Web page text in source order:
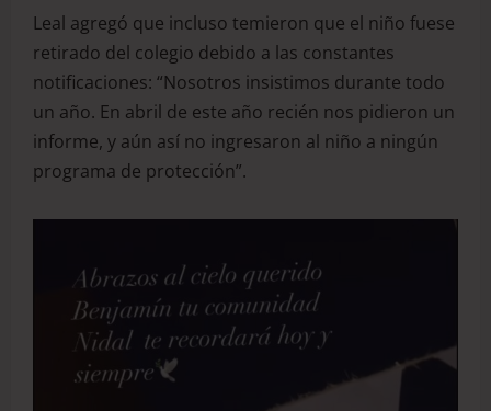
Leal agregó que incluso temieron que el niño fuese
retirado del colegio debido a las constantes
notificaciones: “Nosotros insistimos durante todo
un año. En abril de este año recién nos pidieron un
informe, y aún así no ingresaron al niño a ningún
programa de protección”.